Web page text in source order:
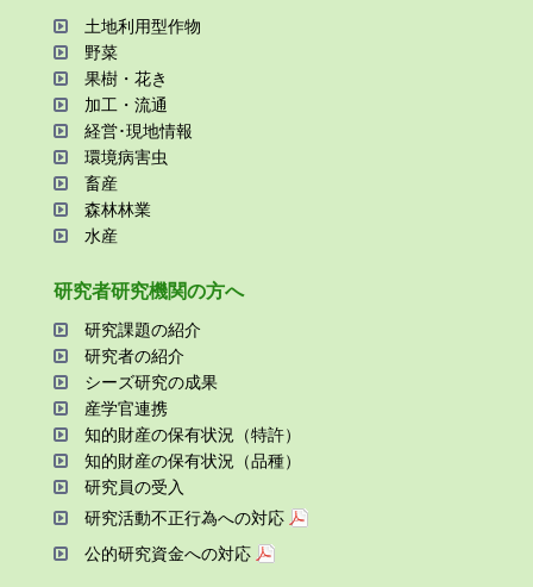
⼟地利⽤型作物
野菜
果樹・花き
加⼯・流通
経営･現地情報
環境病害⾍
畜産
森林林業
⽔産
研究者研究機関の⽅へ
研究課題の紹介
研究者の紹介
シーズ研究の成果
産学官連携
知的財産の保有状況（特許）
知的財産の保有状況（品種）
研究員の受⼊
研究活動不正⾏為への対応
公的研究資金への対応